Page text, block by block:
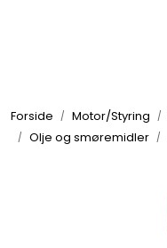
Forside Motor/Styring
Olje og smøremidler